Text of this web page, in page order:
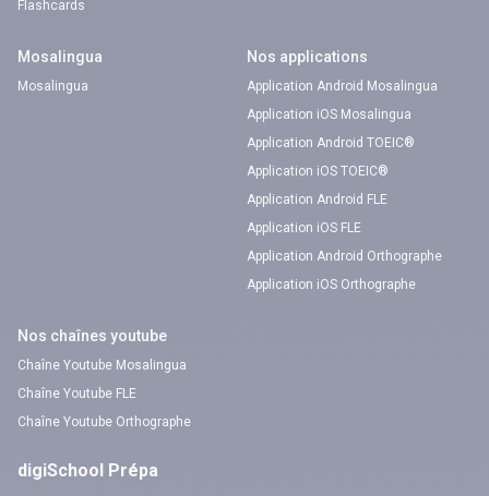
Flashcards
Mosalingua
Mosalingua
Nos applications
Application Android Mosalingua
Application iOS Mosalingua
Application Android TOEIC®
Application iOS TOEIC®
Application Android FLE
Application iOS FLE
Application Android Orthographe
Application iOS Orthographe
Nos chaînes youtube
Chaîne Youtube Mosalingua
Chaîne Youtube FLE
Chaîne Youtube Orthographe
digiSchool Prépa